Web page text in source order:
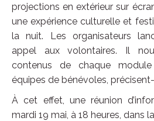
projections en extérieur sur
une expérience culturelle et
la nuit. Les organisateurs
appel aux volontaires. Il
contenus de chaque
équipes de bénévoles,
À cet effet, une réunion
mardi 19 mai, à 18 heures, dans